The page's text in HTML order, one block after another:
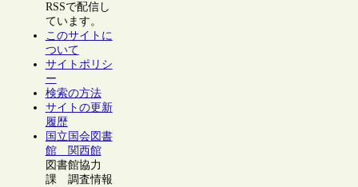
RSSで配信し
ています。
このサイトに
ついて
サイトポリシ
ー
検索の方法
サイトの更新
履歴
国立国会図書
館 関西館
図書館協力
課 調査情報